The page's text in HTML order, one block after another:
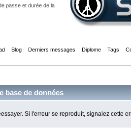
passe et durée de la
Blog Derniers messages Diplome Tags
base de données
Si l'erreur se reproduit, signalez cette